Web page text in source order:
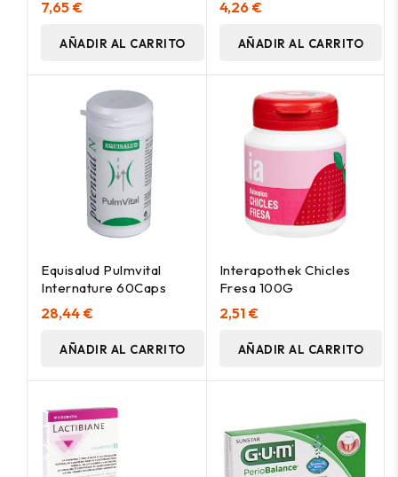
7,65 €
AÑADIR AL CARRITO
4,26 €
AÑADIR AL CARRITO
Equisalud Pulmvital
Internature 60Caps
28,44 €
AÑADIR AL CARRITO
Interapothek Chicles
Fresa 100G
2,51 €
AÑADIR AL CARRITO